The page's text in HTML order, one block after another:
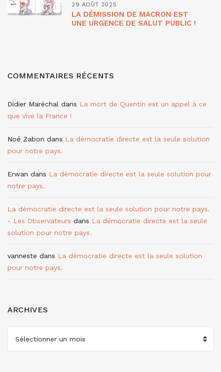
29 AOÛT 2025
LA DÉMISSION DE MACRON EST
UNE URGENCE DE SALUT PUBLIC !
COMMENTAIRES RÉCENTS
Didier Maréchal dans La mort de Quentin est un appel à ce
que vive la France !
Noé Zabon dans La démocratie directe est la seule solution
pour notre pays.
Erwan dans La démocratie directe est la seule solution pour
notre pays.
La démocratie directe est la seule solution pour notre pays.
- Les Observateurs dans La démocratie directe est la seule
solution pour notre pays.
vanneste dans La démocratie directe est la seule solution
pour notre pays.
ARCHIVES